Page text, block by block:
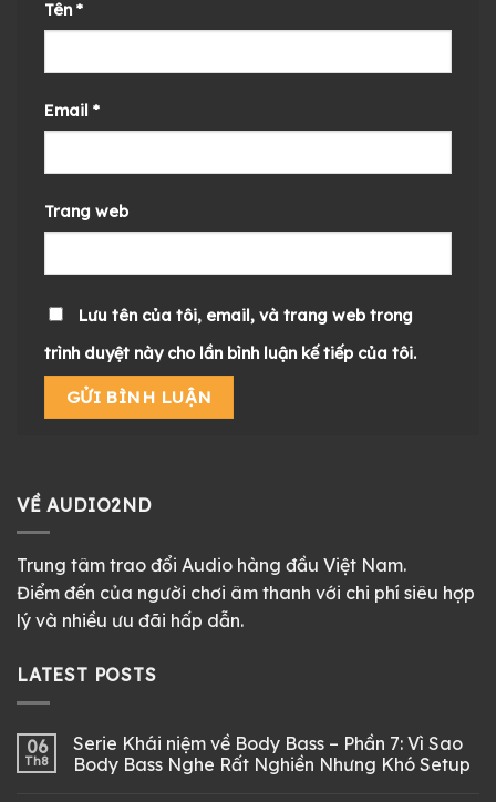
Tên *
Email *
Trang web
Lưu tên của tôi, email, và trang web trong
trình duyệt này cho lần bình luận kế tiếp của tôi.
VỀ AUDIO2ND
Trung tâm trao đổi Audio hàng đầu Việt Nam.
Điểm đến của người chơi âm thanh với chi phí siêu hợp
lý và nhiều ưu đãi hấp dẫn.
LATEST POSTS
06
Th8
Serie Khái niệm về Body Bass – Phần 7: Vì Sao
Body Bass Nghe Rất Nghiền Nhưng Khó Setup